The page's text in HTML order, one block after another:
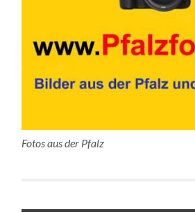
Fotos aus der Pfalz